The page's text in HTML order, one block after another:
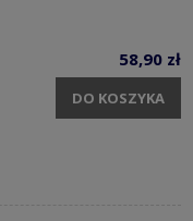
58,90 zł
DO KOSZYKA